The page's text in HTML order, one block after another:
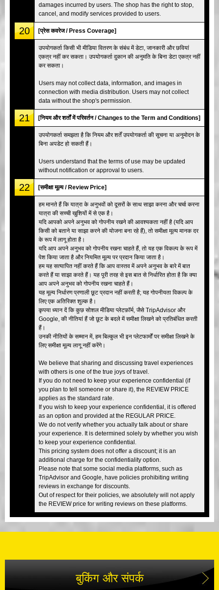
damages incurred by users. The shop has the right to stop,
cancel, and modify services provided to users.
20 [प्रेस कवरेज / Press Coverage]
उपयोगकर्ता किसी भी मीडिया वितरण के संबंध में डेटा, जानकारी और छवियां
एकत्र नहीं कर सकता। उपयोगकर्ता दुकान की अनुमति के बिना डेटा एकत्र नहीं
कर सकता।
Users may not collect data, information, and images in
connection with media distribution. Users may not collect
data without the shop's permission.
21 [नियम और शर्तों में परिवर्तन / Changes to the Term and Conditions]
उपयोगकर्ता समझता है कि नियम और शर्तें उपयोगकर्ता की सूचना या अनुमोदन के
बिना अपडेट हो सकती हैं।
Users understand that the terms of use may be updated
without notification or approval to users.
22 [समीक्षा मूल्य / Review Price]
हम मानते हैं कि यात्रा के अनुभवों को दूसरों के साथ साझा करना और चर्चा करना
यात्रा की सच्ची खुशियों में से एक है।
यदि आपको अपने अनुभव को गोपनीय रखने की आवश्यकता नहीं है (यदि आप
किसी को बताने या साझा करने की योजना बना रहे हैं), तो समीक्षा मूल्य मानक दर
के रूप में लागू होता है।
यदि आप अपने अनुभव को गोपनीय रखना चाहते हैं, तो यह एक विकल्प के रूप में
पेश किया जाता है और नियमित मूल्य पर प्रदान किया जाता है।
हम यह सत्यापित नहीं करते हैं कि आप वास्तव में अपने अनुभव के बारे में बात
करते हैं या साझा करते हैं। यह पूरी तरह से इस बात से निर्धारित होता है कि क्या
आप अपने अनुभव को गोपनीय रखना चाहते हैं।
यह मूल्य निर्धारण प्रणाली छूट प्रदान नहीं करती है; यह गोपनीयता विकल्प के
लिए एक अतिरिक्त शुल्क है।
कृपया ध्यान दें कि कुछ सोशल मीडिया प्लेटफ़ॉर्म, जैसे TripAdvisor और
Google, की नीतियां हैं जो छूट के बदले में समीक्षा लिखने को प्रतिबंधित करती
हैं।
उनकी नीतियों के सम्मान में, हम बिल्कुल भी इन प्लेटफार्मों पर समीक्षा लिखने के
लिए समीक्षा मूल्य लागू नहीं करेंगे।
We believe that sharing and discussing travel experiences
with others is one of the true joys of travel.
If you do not need to keep your experience confidential (if
you plan to tell someone or share it), the REVIEW PRICE
applies as the standard rate.
If you wish to keep your experience confidential, it is offered
as an option and provided at the REGULAR PRICE.
We do not verify whether you actually talk about or share
your experience. It is determined solely by whether you wish
to keep your experience confidential.
This pricing system does not offer a discount; it is an
additional charge for the confidentiality option.
Please note that some social media platforms, such as
TripAdvisor and Google, have policies prohibiting writing
reviews in exchange for discounts.
Out of respect for their policies, we absolutely will not apply
the REVIEW price for writing reviews on these platforms.
बुकिंग और संपर्क